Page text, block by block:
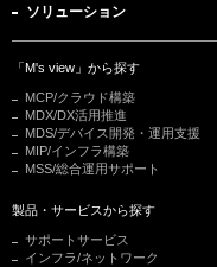
ソリューション
「M's view」から探す
MCP/クラウド構築
MDX/DX活用推進
MDS/デバイス開発・運用支援
MIP/インフラ構築
MSS/総合運用サポート
製品・サービスから探す
サポートサービス
インフラ/ネットワーク